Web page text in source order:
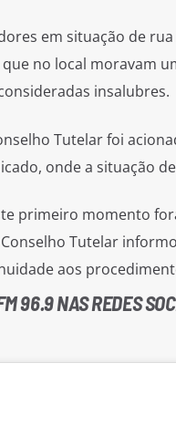
em situação de
no local moravam
insalubres.
Tutelar foi
onde a situação
primeiro momento
Tutelar
aos
96.9 NAS REDES